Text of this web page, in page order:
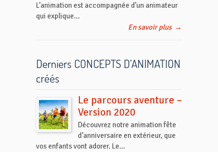
L’animation est accompagnée d’un animateur
qui explique...
En savoir plus →
Derniers CONCEPTS D’ANIMATION
créés
Le parcours aventure –
Version 2020
Découvrez notre animation fête
d’anniversaire en extérieur, que
vos enfants vont adorer. Le...